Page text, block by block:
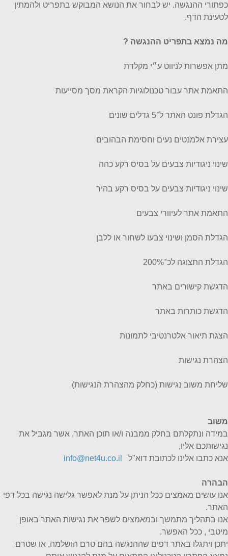
כפתורי ההנגשה. יש לבחור את הנושא המבוקש בתפריט ולהמתין
לטעינת הדף.
מה נמצא בתפריט ההנגשה ?
מתן אפשרות לניווט ע״י מקלדת
התאמת אתר עבור טכנולוגיות הקראת מסך מסייעות
הגדלת פונט האתר ל־5 גדלים שונים
עצירת אלמנטים נעים וחסימת הבהובים
שינוי ניגודיות צבעים על בסיס רקע כהה
שינוי ניגודיות צבעים על בסיס רקע בהיר
התאמת אתר לעיוורי צבעים
הגדלת הסמן ושינוי צבעו לשחור או ללבן
הגדלת התצוגה לכ־200%
הדגשת קישורים באתר
הדגשת כותרות באתר
הצגת תיאור אלטרנטיבי לתמונות
הצהרת נגישות
שליחת משוב נגישות (כחלק מהצהרת הנגישות)
משוב
במידה ונתקלתם בחלק ממבנה ו/או תוכן האתר, אשר מגביל את
נגישותכם אליו,
אנא כתבו אלינו לכתובת דוא"ל
info@net4u.co.il
הבהרה
אנו עושים מאמצים ככל הניתן על מנת לאפשר גלישה נגישה בכל דפי
האתר.
אנו בתהליך מתמשך ובמאמצים לשפר את נגישות האתר באופן
מיטבי , ככל האפשר.
יתכן ויתגלו באתר דפים שההנגשה בהם טרם הושלמה, או שטרם